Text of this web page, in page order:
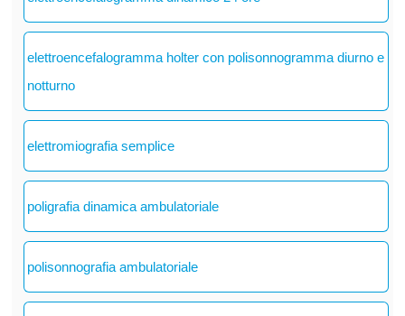
elettroencefalogramma holter con polisonnogramma diurno e
notturno
elettromiografia semplice
poligrafia dinamica ambulatoriale
polisonnografia ambulatoriale